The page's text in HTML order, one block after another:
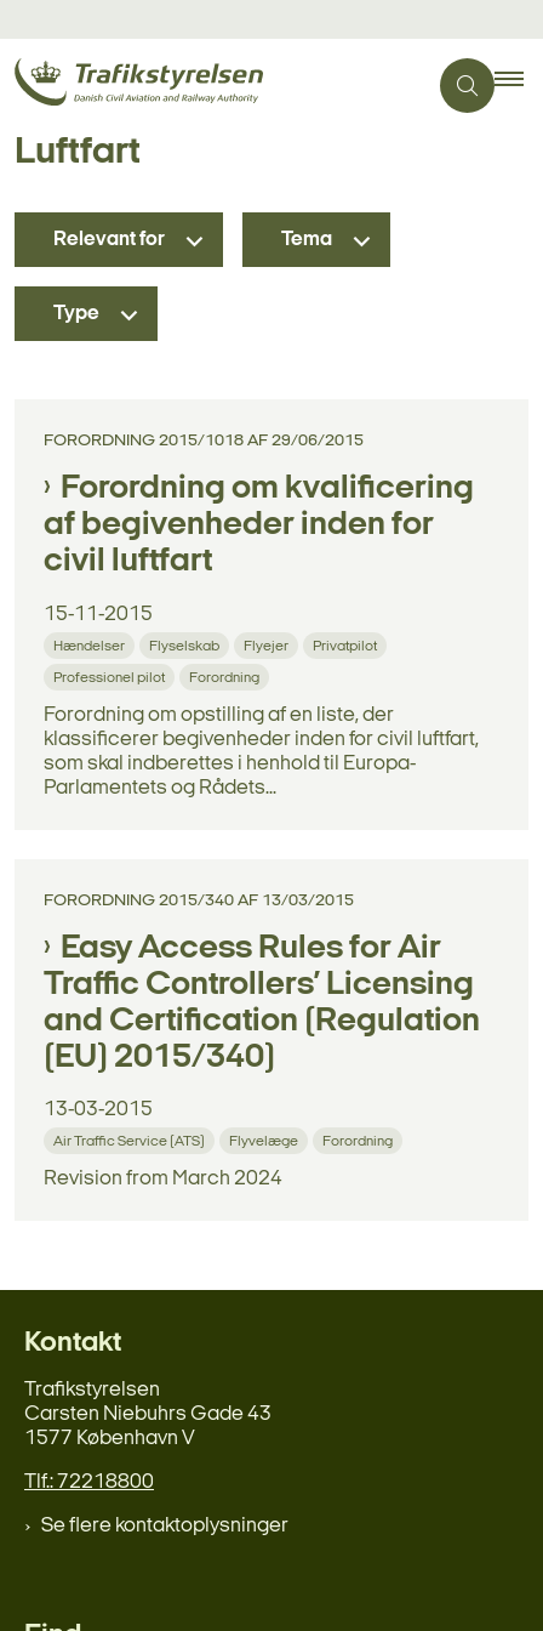
Luftfart
Relevant for Tema
Type
FORORDNING 2015/1018 AF 29/06/2015
Forordning om kvalificering
af begivenheder inden for
civil luftfart
15-11-2015
Hændelser Flyselskab Flyejer Privatpilot
Professionel pilot Forordning
Forordning om opstilling af en liste, der
klassificerer begivenheder inden for civil luftfart,
som skal indberettes i henhold til Europa-
Parlamentets og Rådets...
FORORDNING 2015/340 AF 13/03/2015
Easy Access Rules for Air
Traffic Controllers’ Licensing
and Certification (Regulation
(EU) 2015/340)
13-03-2015
Air Traffic Service (ATS) Flyvelæge Forordning
Revision from March 2024
Kontakt
Trafikstyrelsen
Carsten Niebuhrs Gade 43
1577 København V
Tlf.: 72218800
Se flere kontaktoplysninger